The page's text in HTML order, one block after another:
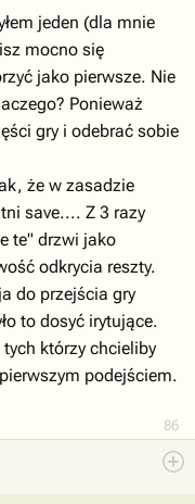
86
jeden (dla mnie
mocno się
jako pierwsze. Nie
Ponieważ
gry i odebrać sobie
że w zasadzie
save.... Z 3 razy
te" drzwi jako
odkrycia reszty.
do przejścia gry
to dosyć irytujące.
którzy chcieliby
podejściem.